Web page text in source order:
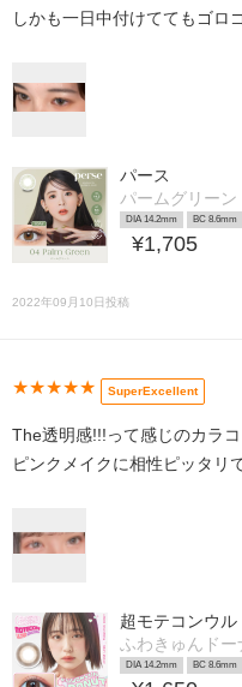
しかも一日中付けててもゴロ
パース
パームグリーン
DIA 14.2mm BC 8.6mm
¥1,705
2022年09月10日投稿
★★★★★ SuperExcellent
The透明感!!!って感じのカラ
ピンクメイクに相性ピッタリ
超モテコンウ
ふわきゅんドー
DIA 14.2mm BC 8.6mm